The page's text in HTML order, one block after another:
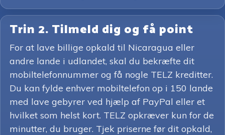
Trin 2. Tilmeld dig og få point
For at lave billige opkald til Nicaragua eller
andre lande i udlandet, skal du bekræfte dit
mobiltelefonnummer og få nogle TELZ kreditter.
Du kan fylde enhver mobiltelefon op i 150 lande
med lave gebyrer ved hjælp af PayPal eller et
hvilket som helst kort. TELZ opkræver kun for de
minutter, du bruger. Tjek priserne før dit opkald,